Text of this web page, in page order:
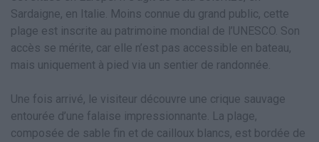
Sardaigne, en Italie. Moins connue du grand public, cette
plage est inscrite au patrimoine mondial de l’UNESCO. Son
accès se mérite, car elle n’est pas accessible en bateau,
mais uniquement à pied via un sentier de randonnée.
Une fois arrivé, le visiteur découvre une crique sauvage
entourée d’une falaise impressionnante. La plage,
composée de sable fin et de cailloux blancs, est bordée de